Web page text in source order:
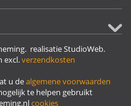
realisatieStudioWeb.
excl.verzendkosten
u dealgemene voorwaarden
te helpen gebruikt
cookies